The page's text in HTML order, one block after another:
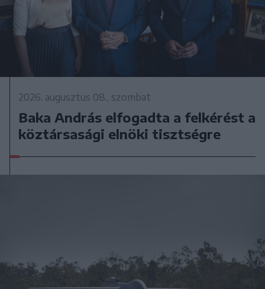
2026. augusztus 08., szombat
Baka András elfogadta a felkérést a
köztársasági elnöki tisztségre